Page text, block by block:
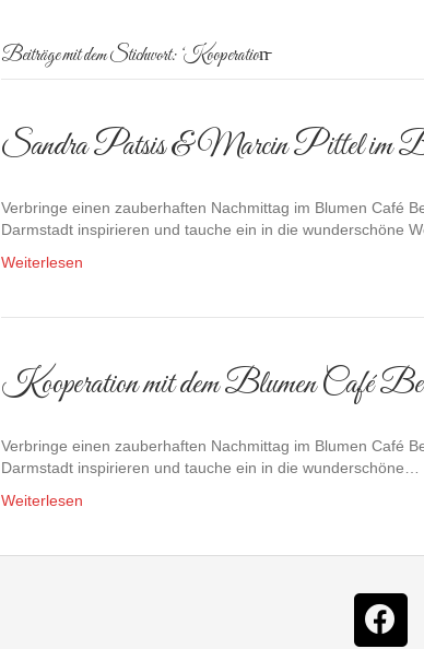
Beiträge mit dem Stichwort: ‘Kooperation̵
Sandra Patsis & Marcin Pittel im
Verbringe einen zauberhaften Nachmittag im Blumen Café
Darmstadt inspirieren und tauche ein in die wunderschöne
Weiterlesen
Kooperation mit dem Blumen Café
Verbringe einen zauberhaften Nachmittag im Blumen Café
Darmstadt inspirieren und tauche ein in die wunderschöne…
Weiterlesen